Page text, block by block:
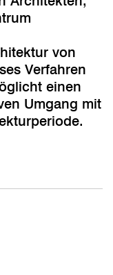
von
Verfahren
einen
Umgang mit